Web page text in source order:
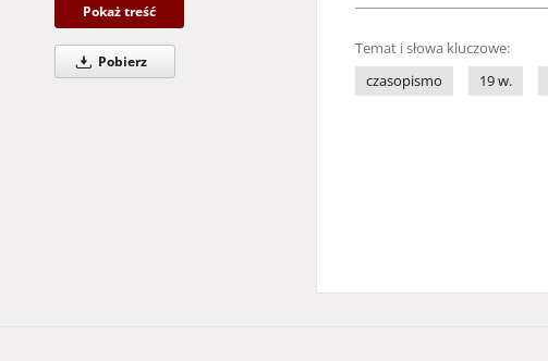
Pokaż treść
Pobierz
Temat i słowa kluczowe:
czasopismo
19 w.